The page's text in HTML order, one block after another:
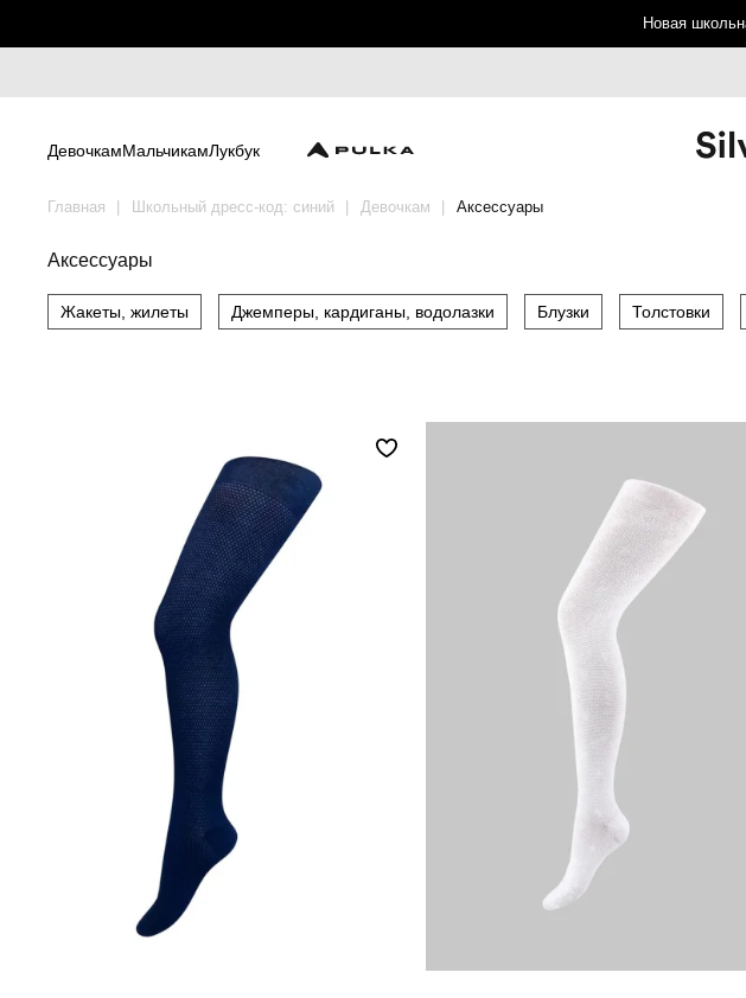
Новая
ДевочкамМальчикамЛукбук
Главная Школьный дресс-код: синий Девочкам Аксессуары
Аксессуары
Жакеты, жилеты Джемперы, кардиганы, водолазки Блузки Толстовки